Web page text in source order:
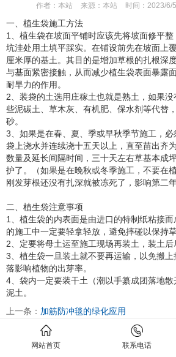
作者： 本站 来源： 本站 时间： 2023/6/
一、植生袋施工方法
1、植生袋在坡面平铺时应该先将坡面修平整
坑洼处用土填平踩实。在铺设前先在坡面上
厘米厚的基土。其目的是增加草根的扎根深
与基面紧密接触，从而减少植生袋表面暴露
耐旱力的作用。
2、装袋的土选用庄稼土也就是熟土，如果
些泥碳土、草木灰、有机肥、保水剂等代替
砂。
3、如果是在春、夏、季或早秋季节施工，
袋上浇水并连续浇十五天以上，直至苗出齐
数量及延长间隔时间，三十天左右草基本成
护了。（如果是在晚秋或冬季施工，不要在
刚发芽根还没有扎深就被冻死了，影响第二年
二、植生袋注意事项
1、植生袋的内表面是由进口的特制纸粘接
的施工中一定要轻拿轻放，避免摔碰以保持
2、定要将母土运至施工现场再装土，装土后
3、植生袋一旦装土就不要再运输，以免搬
落影响植物的出芽率。
4、袋内一定要装干土（潮以手纂成团落地
泥土。
上一条： 加筋防冲毯的绿化应用
生态袋开创生态护坡新时代
网站首页 联系电话